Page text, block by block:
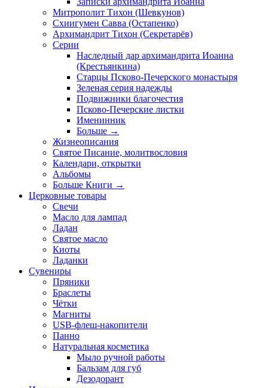
Митрополит Тихон (Шевкунов)
Схиигумен Савва (Остапенко)
Архимандрит Тихон (Секретарёв)
Серии
Наследный дар архимандрита Иоанна
(Крестьянкина)
Старцы Псково-Печерского монастыря
Зеленая серия надежды
Подвижники благочестия
Псково-Печерские листки
Именинник
Больше →
Жизнеописания
Святое Писание, молитвословия
Календари, открытки
Альбомы
Больше Книги →
Церковные товары
Свечи
Масло для лампад
Ладан
Святое масло
Киоты
Ладанки
Сувениры
Пряники
Браслеты
Чётки
Магниты
USB-флеш-накопители
Панно
Натуральная косметика
Мыло ручной работы
Бальзам для губ
Дезодорант